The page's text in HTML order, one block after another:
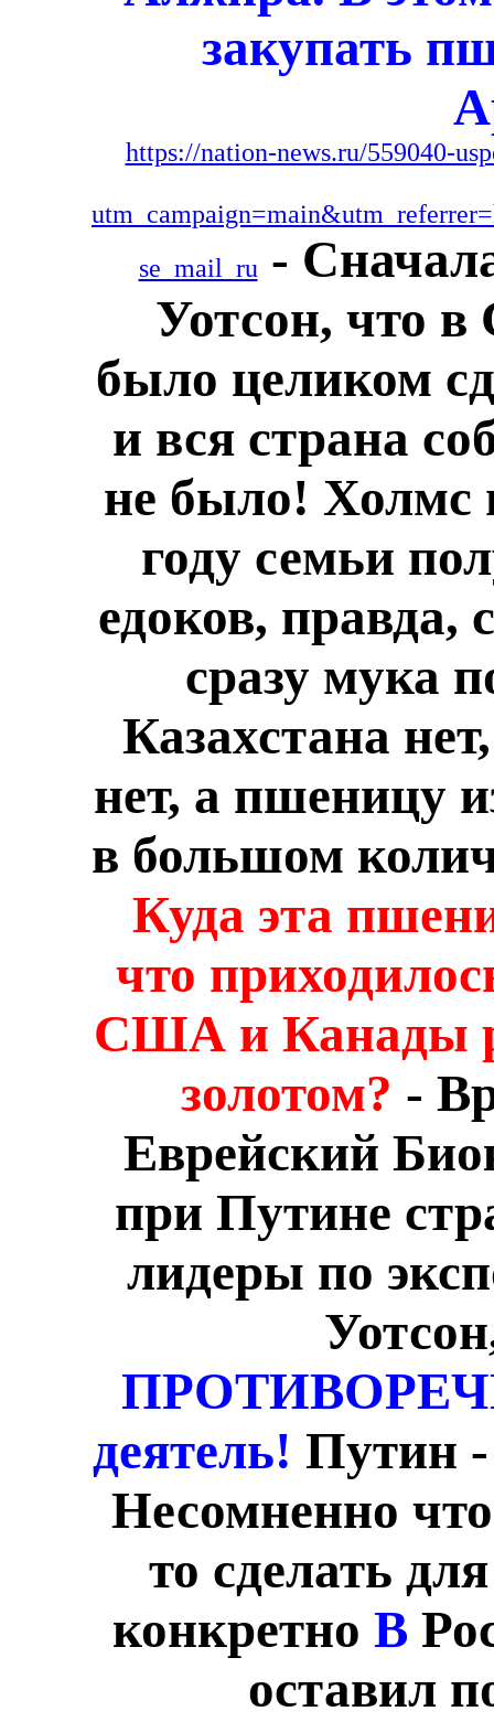
закупать
https://nation-news.ru/559040-
se_mail_ru -
Уотсон, что
было целиком
и вся страна
не было! Холмс
году семьи
едоков,
сразу мука
Казахстана
нет, а пшеницу
в большом
Куда эта
что
США и Канады
золотом? -
Еврейский
при Путине
лидеры по
деятель! Путин -
Несомненно
то сделать
конкретно В
оставил